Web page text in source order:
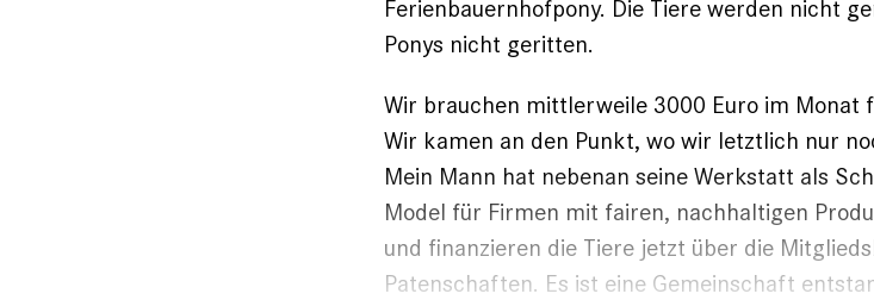
Ferien­bauernhofpony. Die Tiere werden nicht
Ponys nicht geritten.
Wir brauchen mittlerweile 3000 Euro im Monat
Wir kamen an den Punkt, wo wir letztlich nur
Mein Mann hat nebenan seine Werkstatt als
Model für Firmen mit fairen, nachhaltigen
und finanzieren die Tiere jetzt über die
Patenschaften. Es ist eine Gemeinschaft